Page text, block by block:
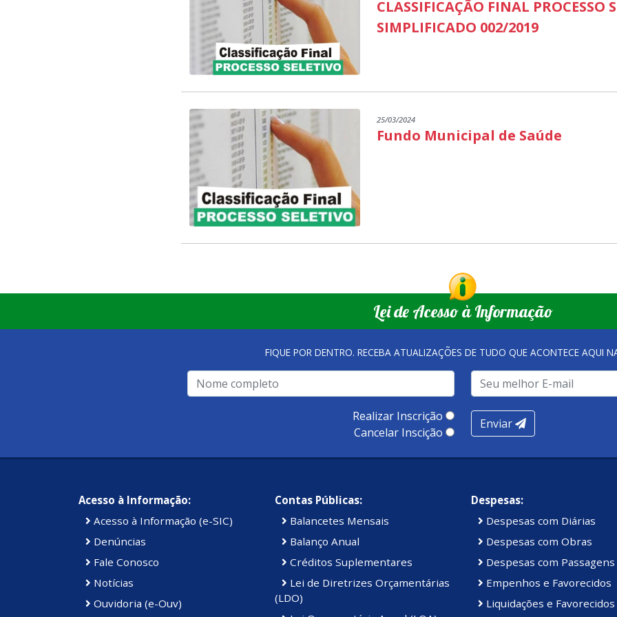
CLASSIFICAÇÃO FINAL PROCESSO
SIMPLIFICADO 002/2019
25/03/2024
Fundo Municipal de Saúde
Lei de Acesso à Informação
FIQUE POR DENTRO. RECEBA ATUALIZAÇÕES DE TUDO QUE ACONTECE AQUI
Realizar Inscrição
Cancelar Inscição
Enviar
Acesso à Informação:
Acesso à Informação (e-SIC)
Denúncias
Fale Conosco
Notícias
Ouvidoria (e-Ouv)
Contas Públicas:
Balancetes Mensais
Balanço Anual
Créditos Suplementares
Lei de Diretrizes Orçamentárias
(LDO)
Despesas:
Despesas com Diárias
Despesas com Obras
Despesas com Passagens
Empenhos e Favorecidos
Liquidações e Favorecidos